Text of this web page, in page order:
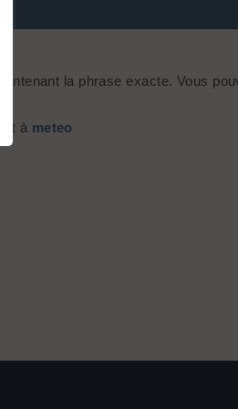
la phrase exacte. Vous
à meteo